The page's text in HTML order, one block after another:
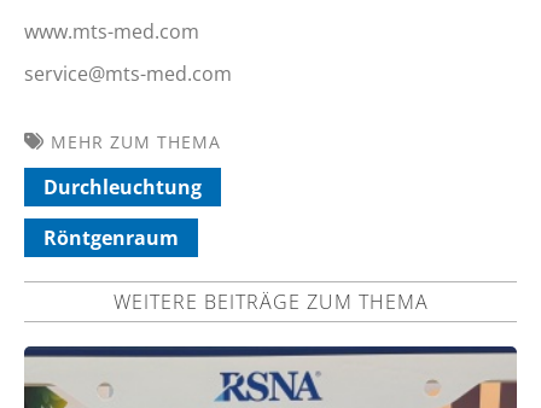
www.mts-med.com
service@mts-med.com
MEHR ZUM THEMA
Durchleuchtung
Röntgenraum
WEITERE BEITRÄGE ZUM THEMA